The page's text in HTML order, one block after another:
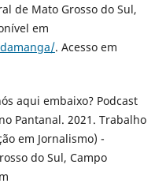
de Mato Grosso do Sul,
em
. Acesso em
aqui embaixo? Podcast
Pantanal. 2021. Trabalho
em Jornalismo) -
do Sul, Campo